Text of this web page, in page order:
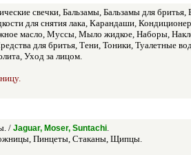
свечки, Бальзамы, Бальзамы для бритья,
для снятия лака, Карандаши,
масло, Муссы, Мыло жидкое, Наборы,
для бритья, Тени, Тоники, Туалетные
Уход за лицом.
/ Jaguar, Moser, Suntachi.
Пинцеты, Стаканы, Щипцы.